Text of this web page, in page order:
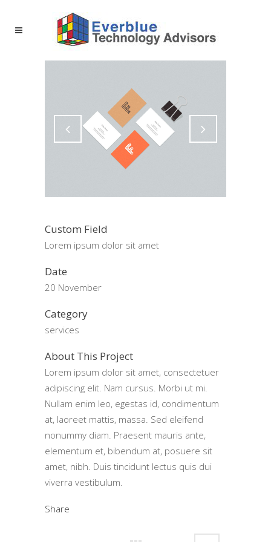
Custom Field
Lorem ipsum dolor sit amet
Date
20 November
Category
services
About This Project
Lorem ipsum dolor sit amet, consectetuer
adipiscing elit. Nam cursus. Morbi ut mi.
Nullam enim leo, egestas id, condimentum
at, laoreet mattis, massa. Sed eleifend
nonummy diam. Praesent mauris ante,
elementum et, bibendum at, posuere sit
amet, nibh. Duis tincidunt lectus quis dui
viverra vestibulum.
Share